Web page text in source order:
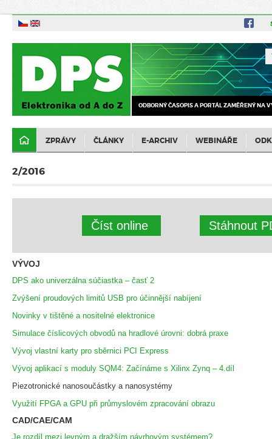
ODBORNÝ ČASOPIS A PORTÁL ZAMĚŘENÝ NA
ZPRÁVY ČLÁNKY E-ARCHIV WEBINÁŘE
2/2016
Číst online Stáhnout
VÝVOJ
DPS ako univerzálna súčiastka – časť 2
Zvýšení proudových limitů USB pro účinnější nabíjení
Novinky v tištěné a nositelné elektronice
Simulace číslicových obvodů na hradlové úrovni: dobrá praxe
Vývoj vlastní karty pro sběrnici PCI Express
Vývoj aplikací s moduly SQM4: Začínáme s Xilinx Zynq – 4.díl
Piezotronické nanosoučástky a nanosystémy
Využití FPGA a GPU při průmyslovém zpracování obrazu
CAD/CAE/CAM
Je rozdíl mezi levným a dražším návrhovým systémem?